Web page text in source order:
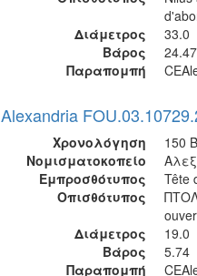
Διάμετρος
33.0
Βάρος
24.47
Παραπομπή
Alexandria
Χρονολόγηση
150
Νομισματοκοπείο
Εμπροσθότυπος
Tête
Οπισθότυπος
Διάμετρος
19.0
Βάρος
5.74
Παραπομπή